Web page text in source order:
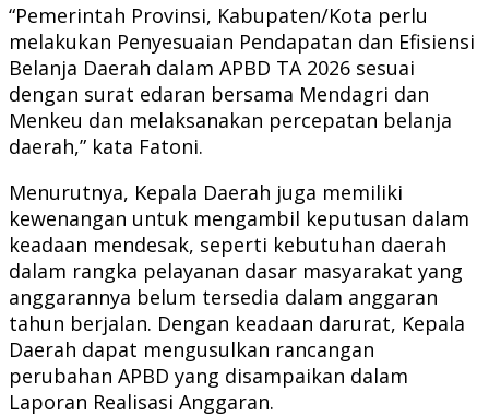
“Pemerintah Provinsi, Kabupaten/Kota perlu
melakukan Penyesuaian Pendapatan dan Efisiensi
Belanja Daerah dalam APBD TA 2026 sesuai
dengan surat edaran bersama Mendagri dan
Menkeu dan melaksanakan percepatan belanja
daerah,” kata Fatoni.
Menurutnya, Kepala Daerah juga memiliki
kewenangan untuk mengambil keputusan dalam
keadaan mendesak, seperti kebutuhan daerah
dalam rangka pelayanan dasar masyarakat yang
anggarannya belum tersedia dalam anggaran
tahun berjalan. Dengan keadaan darurat, Kepala
Daerah dapat mengusulkan rancangan
perubahan APBD yang disampaikan dalam
Laporan Realisasi Anggaran.